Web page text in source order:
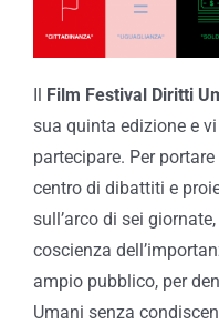
Il Film Festival Diritti
sua quinta edizione e
partecipare. Per
centro di dibattiti e
sull’arco di sei
coscienza
ampio pubblico, per
Umani senza